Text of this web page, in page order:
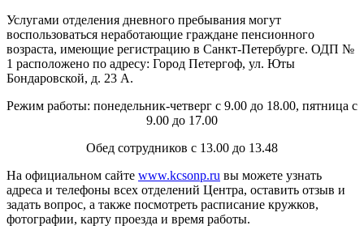
Услугами отделения дневного пребывания могут
воспользоваться неработающие граждане пенсионного
возраста, имеющие регистрацию в Санкт-Петербурге. ОДП №
1 расположено по адресу: Город Петергоф, ул. Юты
Бондаровской, д. 23 А.
Режим работы: понедельник-четверг с 9.00 до 18.00, пятница с
9.00 до 17.00
Обед сотрудников с 13.00 до 13.48
На официальном сайте www.kcsonp.ru вы можете узнать
адреса и телефоны всех отделений Центра, оставить отзыв и
задать вопрос, а также посмотреть расписание кружков,
фотографии, карту проезда и время работы.